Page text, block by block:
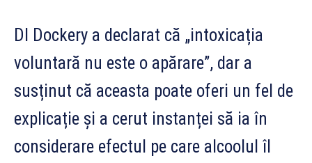
Dl Dockery a declarat că „intoxicația
voluntară nu este o apărare”, dar a
susținut că aceasta poate oferi un fel de
explicație și a cerut instanței să ia în
considerare efectul pe care alcoolul îl